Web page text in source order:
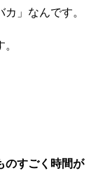
」なんです。
のすごく時間が